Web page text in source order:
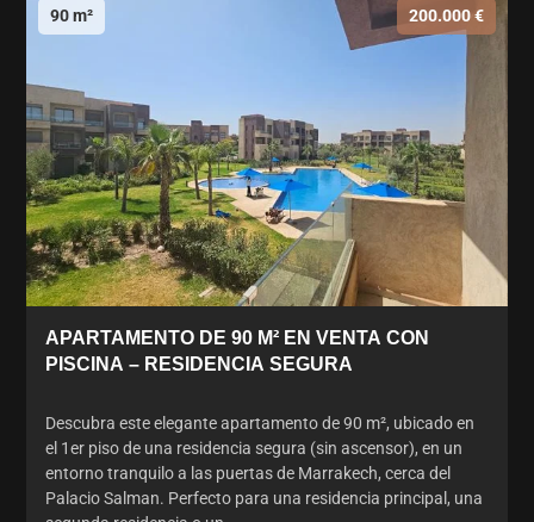
90 m² 200.000 €
APARTAMENTO DE 90 M² EN VENTA CON
PISCINA – RESIDENCIA SEGURA
Descubra este elegante apartamento de 90 m², ubicado en
el 1er piso de una residencia segura (sin ascensor), en un
entorno tranquilo a las puertas de Marrakech, cerca del
Palacio Salman. Perfecto para una residencia principal, una